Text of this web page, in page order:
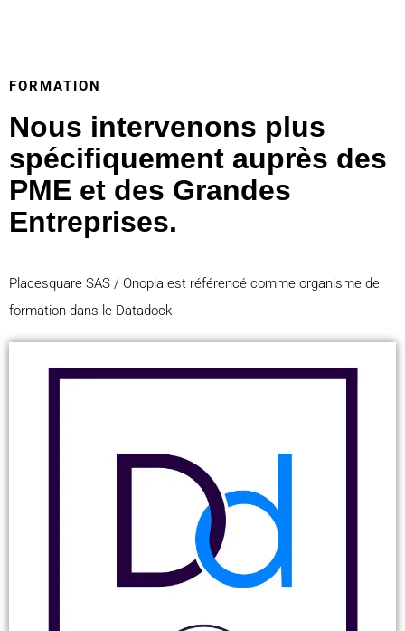
FORMATION
Nous intervenons plus
spécifiquement auprès des
PME et des Grandes
Entreprises.
Placesquare SAS / Onopia est référencé comme organisme de
formation dans le Datadock